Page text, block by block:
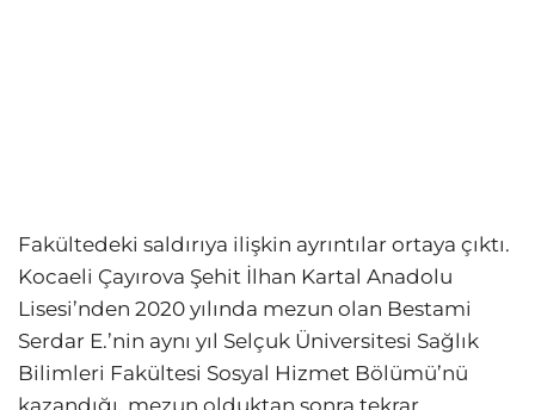
Fakültedeki saldırıya ilişkin ayrıntılar ortaya çıktı.
Kocaeli Çayırova Şehit İlhan Kartal Anadolu
Lisesi’nden 2020 yılında mezun olan Bestami
Serdar E.’nin aynı yıl Selçuk Üniversitesi Sağlık
Bilimleri Fakültesi Sosyal Hizmet Bölümü’nü